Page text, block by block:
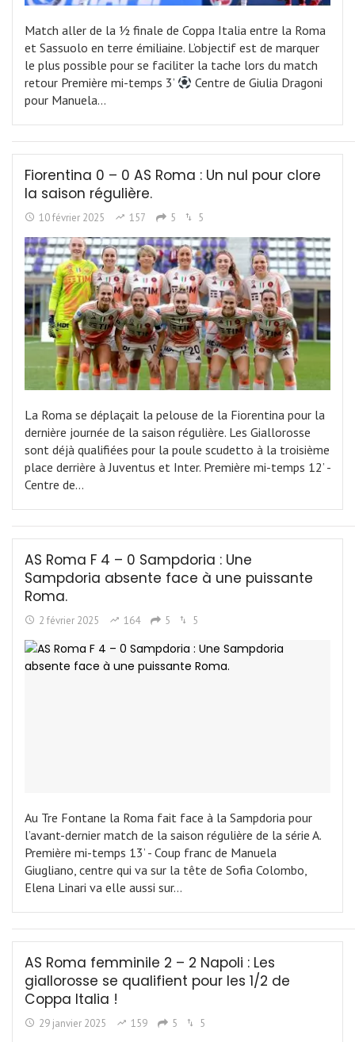
Match aller de la ½ finale de Coppa Italia entre la Roma
et Sassuolo en terre émiliaine. L’objectif est de marquer
le plus possible pour se faciliter la tache lors du match
retour Première mi-temps 3’
Centre de Giulia Dragoni
pour Manuela…
Fiorentina 0 – 0 AS Roma : Un nul pour clore
la saison régulière.
10 février 2025 157 5 5
La Roma se déplaçait la pelouse de la Fiorentina pour la
dernière journée de la saison régulière. Les Giallorosse
sont déjà qualifiées pour la poule scudetto à la troisième
place derrière à Juventus et Inter. Première mi-temps 12’ -
Centre de…
AS Roma F 4 – 0 Sampdoria : Une
Sampdoria absente face à une puissante
Roma.
2 février 2025 164 5 5
Au Tre Fontane la Roma fait face à la Sampdoria pour
l’avant-dernier match de la saison régulière de la série A.
Première mi-temps 13’ - Coup franc de Manuela
Giugliano, centre qui va sur la tête de Sofia Colombo,
Elena Linari va elle aussi sur…
AS Roma femminile 2 – 2 Napoli : Les
giallorosse se qualifient pour les 1/2 de
Coppa Italia !
29 janvier 2025 159 5 5